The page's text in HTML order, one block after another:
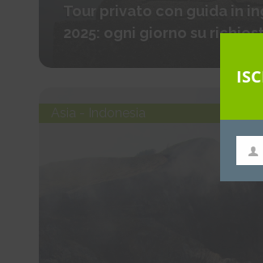
Tour privato con guida in
2025: ogni giorno su
Asia - Indonesia